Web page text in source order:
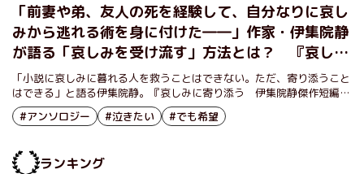
「前妻や弟、友人の死を経験して、自分なりに哀し
みから逃れる術を身に付けた――」作家・伊集院静
が語る「哀しみを受け流す」方法とは？ 『哀しみ
に寄り添う』刊行記念インタビュー（後編）
「小説に哀しみに暮れる人を救うことはできない。ただ、寄り添うこと
はできる」と語る伊集院静。『哀しみに寄り添う 伊集院静傑作短編
集』の刊行を記念して短編小説の名手が「哀しみとの付き合い方」を語
る。
#アンソロジー #泣きたい #でも希望
ランキング